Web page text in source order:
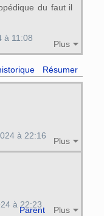
du faut il
Plus
à 11:08
Résumer
Plus
à 22:16
Parent Plus
à 22:23